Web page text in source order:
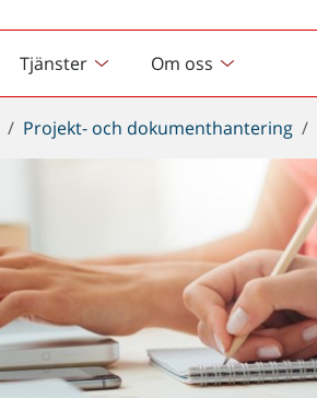
Tjänster Om oss
Projekt- och dokumenthantering